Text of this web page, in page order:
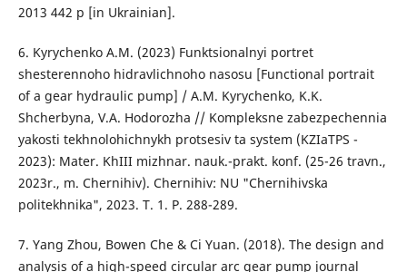
2013 442 p [in Ukrainian].
6. Kyrychenko A.M. (2023) Funktsionalnyi portret
shesterennoho hidravlichnoho nasosu [Functional portrait
of a gear hydraulic pump] / A.M. Kyrychenko, K.K.
Shcherbyna, V.A. Hodorozha // Kompleksne zabezpechennia
yakosti tekhnolohichnykh protsesiv ta system (KZIaTPS -
2023): Mater. KhIII mizhnar. nauk.-prakt. konf. (25-26 travn.,
2023r., m. Chernihiv). Chernihiv: NU "Chernihivska
politekhnika", 2023. T. 1. P. 288-289.
7. Yang Zhou, Bowen Che & Ci Yuan. (2018). The design and
analysis of a high-speed circular arc gear pump journal